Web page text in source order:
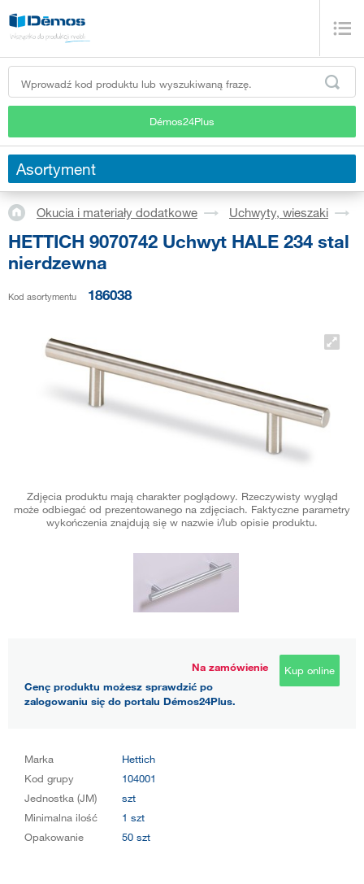
Démos24Plus
Asortyment
Okucia i materiały dodatkowe Uchwyty, wieszaki
HETTICH 9070742 Uchwyt HALE 234 stal
nierdzewna
Kod asortymentu 186038
Zdjęcia produktu mają charakter poglądowy. Rzeczywisty wygląd
może odbiegać od prezentowanego na zdjęciach. Faktyczne parametry
wykończenia znajdują się w nazwie i/lub opisie produktu.
Na zamówienie
Cenę produktu możesz sprawdzić po
zalogowaniu się do portalu Démos24Plus.
Kup online
Marka
Hettich
Kod grupy
104001
Jednostka (JM)
szt
Minimalna ilość
1 szt
Opakowanie
50 szt